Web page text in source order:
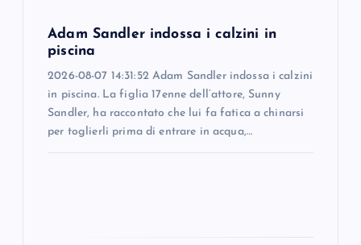
Adam Sandler indossa i calzini in
piscina
2026-08-07 14:31:52 Adam Sandler indossa i calzini
in piscina. La figlia 17enne dell’attore, Sunny
Sandler, ha raccontato che lui fa fatica a chinarsi
per toglierli prima di entrare in acqua,…